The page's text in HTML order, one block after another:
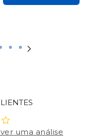
uma análise